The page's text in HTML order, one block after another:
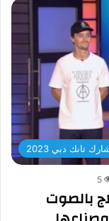
تانك دبي 2023
5
بالصوت